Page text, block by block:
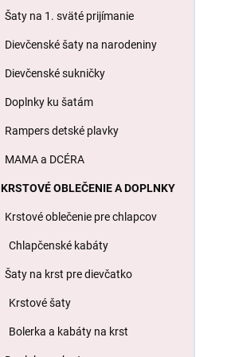
Šaty na 1. sväté prijímanie
Dievčenské šaty na narodeniny
Dievčenské sukničky
Doplnky ku šatám
Rampers detské plavky
MAMA a DCÉRA
KRSTOVÉ OBLEČENIE A DOPLNKY
Krstové oblečenie pre chlapcov
Chlapčenské kabáty
Šaty na krst pre dievčatko
Krstové šaty
Bolerka a kabáty na krst